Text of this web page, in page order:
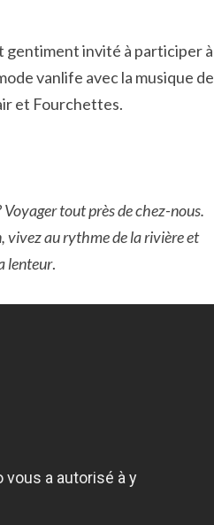
gentiment invité à participer à
vanlife avec la musique de
et Fourchettes.
tout près de chez-nous.
vivez au rythme de la rivière et
lenteur.